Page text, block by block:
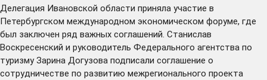
Делегация Ивановской области приняла участие в
Петербургском международном экономическом форуме, где
был заключен ряд важных соглашений. Станислав
Воскресенский и руководитель Федерального агентства по
туризму Зарина Догузова подписали соглашение о
сотрудничестве по развитию межрегионального проекта